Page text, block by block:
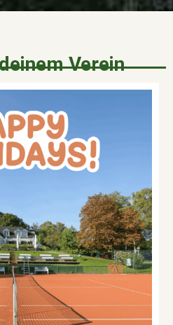
Verein​